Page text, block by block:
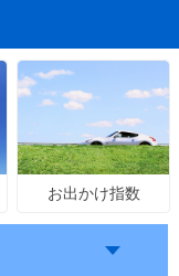
お出かけ指数